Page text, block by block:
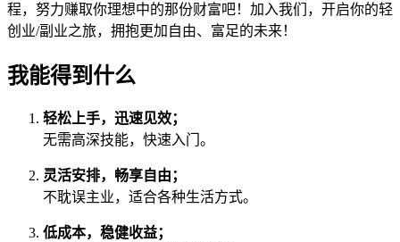
程，努力赚取你理想中的那份财富吧！加入我们，开启你的轻
创业/副业之旅，拥抱更加自由、富足的未来！
我能得到什么
轻松上手，迅速见效；
无需高深技能，快速入门。
灵活安排，畅享自由；
不耽误主业，适合各种生活方式。
低成本，稳健收益；